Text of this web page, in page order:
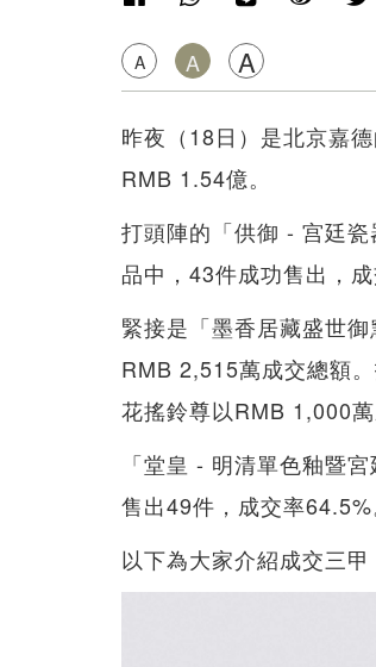
A A A
昨夜（18日）是北京嘉
RMB 1.54億。
打頭陣的「供御 - 宫廷
品中，43件成功售出，成
緊接是「墨香居藏盛世
RMB 2,515萬成交總額
花搖鈴尊以RMB 1,000萬
「堂皇 - 明清單色釉暨
售出49件，成交率64.5%
以下為大家介紹成交三甲